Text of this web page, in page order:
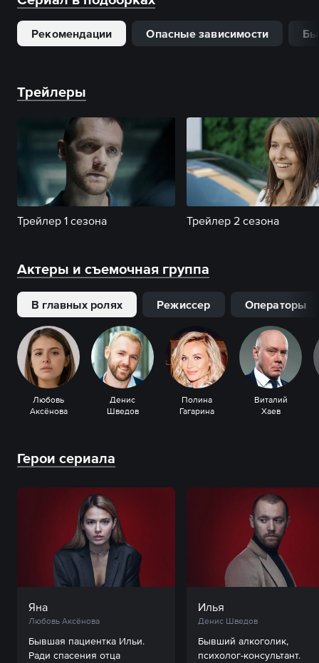
Рекомендации Опасные зависимости
Трейлеры
Трейлер 1 сезона Трейлер 2 сезона
Актеры и съемочная группа
В главных ролях Режиссер Операторы
Любовь
Аксёнова
Денис
Шведов
Полина
Гагарина
Виталий
Хаев
Герои сериала
Яна
Любовь Аксёнова
Бывшая пациентка Ильи.
Ради спасения отца
Илья
Денис Шведов
Бывший алкоголик,
психолог-консультант.